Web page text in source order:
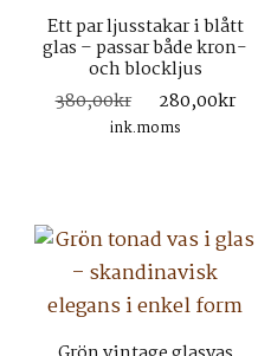
Ett par ljusstakar i blått
glas – passar både kron-
och blockljus
380,00kr
Det
ursprungliga
280,00kr
ink.moms